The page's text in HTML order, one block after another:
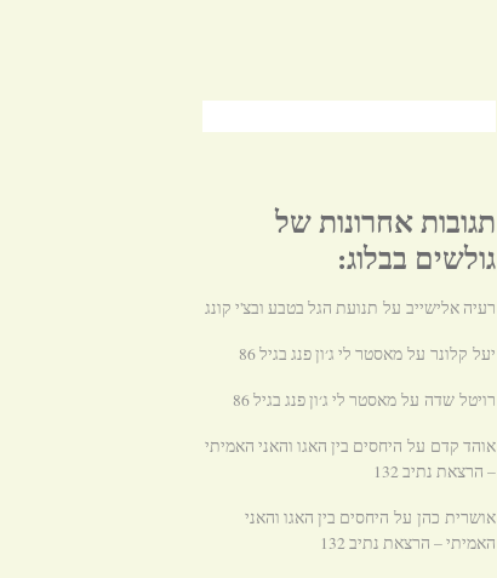
תגובות אחרונות של
גולשים בבלוג:
רעיה אלישייב על תנועת הגל בטבע ובצ'י קונג
יעל קלונר עלמאסטר לי ג׳ון פנג בגיל 86
רויטל שדה עלמאסטר לי ג׳ון פנג בגיל 86
אוהד קדם על היחסים בין האגו והאני האמיתי
– הרצאת נתיב 132
אושרית כהן על היחסים בין האגו והאני
האמיתי – הרצאת נתיב 132